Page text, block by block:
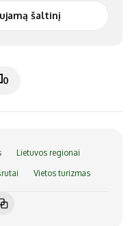
šaltinį
0
Lietuvos regionai
Vietos turizmas